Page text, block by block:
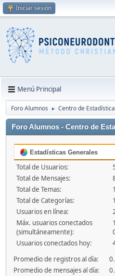
Iniciar sesión
Menú Principal
Foro Alumnos ► Centro de
Foro Alumnos - Centro de
Estadísticas Generales
Total de Usuarios:
Total de Mensajes:
Total de Temas:
Total de Categorías:
1
Usuarios en línea:
Máx. usuarios conectados
(simultáneamente):
Usuarios conectados hoy:
Promedio de registros al día:
Promedio de mensajes al día: